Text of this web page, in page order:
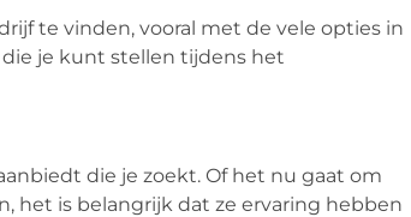
te vinden, vooral met de vele opties in
je kunt stellen tijdens het
die je zoekt. Of het nu gaat om
het is belangrijk dat ze ervaring hebben